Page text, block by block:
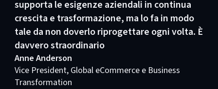
supporta le esigenze aziendali in continua
crescita e trasformazione, ma lo fa in modo
tale da non doverlo riprogettare ogni volta. È
davvero straordinario
Anne Anderson
Vice President, Global eCommerce e Business
Transformation